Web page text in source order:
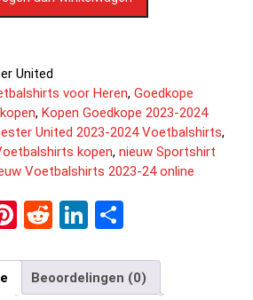
United
voor Heren,Goedkope
,Kopen Goedkope 2023-2024
United 2023-2024 Voetbalshirts,
kopen,nieuw Sportshirt
Voetbalshirts 2023-24 online
Pi
er
R
d
Li
ke e
Beoordelingen (0)